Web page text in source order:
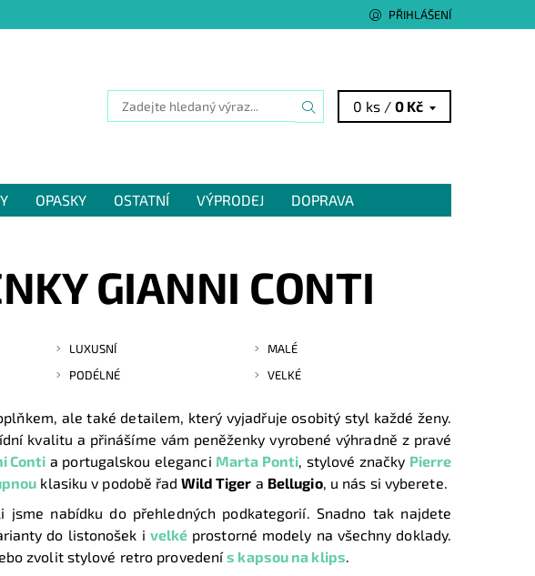
PŘIHLÁŠENÍ
0 ks /0 Kč
OPASKY OSTATNÍ VÝPRODEJ
DOPRAVA
GIANNI CONTI
LUXUSNÍ
MALÉ
PODÉLNÉ VELKÉ
ale také detailem, který vyjadřuje osobitý styl každé ženy.
kvalitu a přinášíme vám peněženky vyrobené výhradně z pravé
Conti a portugalskou eleganci Marta Ponti, stylové značky Pierre
klasiku v podobě řad Wild Tiger a Bellugio, u nás si vyberete.
nabídku do přehledných podkategorií. Snadno tak najdete
do listonošek i velké prostorné modely na všechny doklady.
zvolit stylové retro provedenís kapsou na klips.